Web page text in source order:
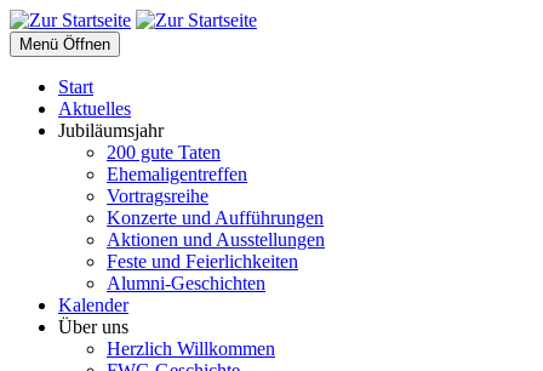
Menü Öffnen
Start
Aktuelles
Jubiläumsjahr
200 gute Taten
Ehemaligentreffen
Vortragsreihe
Konzerte und Aufführungen
Aktionen und Ausstellungen
Feste und Feierlichkeiten
Alumni-Geschichten
Kalender
Über uns
Herzlich Willkommen